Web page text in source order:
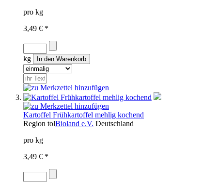
pro kg
3,49 € *
kg
Kartoffel Frühkartoffel mehlig kochend
Region tolBioland e.V. Deutschland
pro kg
3,49 € *